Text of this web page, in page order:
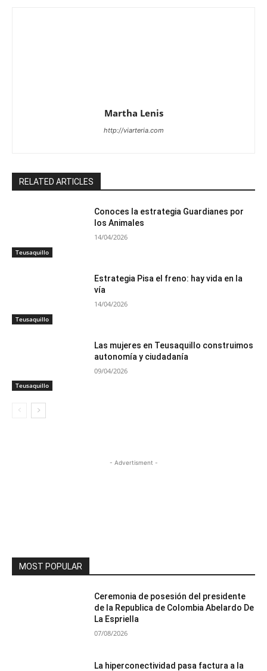
Martha Lenis
http://viarteria.com
RELATED ARTICLES
Teusaquillo
Conoces la estrategia Guardianes por
los Animales
14/04/2026
Teusaquillo
Estrategia Pisa el freno: hay vida en la
vía
14/04/2026
Teusaquillo
Las mujeres en Teusaquillo construimos
autonomía y ciudadanía
09/04/2026
- Advertisment -
MOST POPULAR
Ceremonia de posesión del presidente
de la Republica de Colombia Abelardo De
La Espriella
07/08/2026
La hiperconectividad pasa factura a la